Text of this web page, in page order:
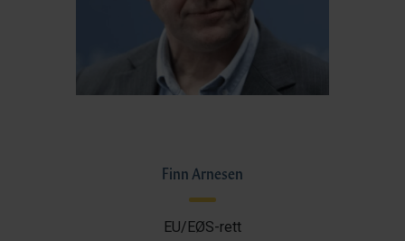
Finn Arnesen
EU/EØS-rett